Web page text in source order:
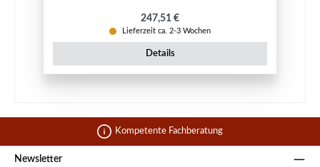
Regulärer Preis:
247,51 €
Lieferzeit ca. 2-3 Wochen
Details
Kompetente Fachberatung
Newsletter